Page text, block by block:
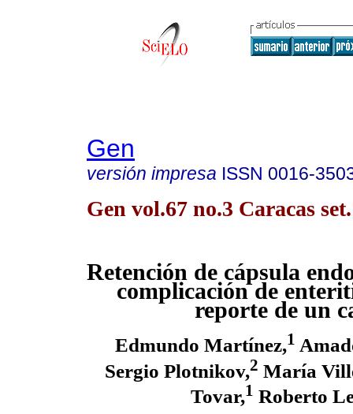
Gen
versión impresa ISSN 0016-
Gen vol.67 no.3 Caracas
Retención de cápsula
complicación de
reporte de un
Edmundo Martínez,1
Sergio Plotnikov,2 María
Tovar,1 Roberto